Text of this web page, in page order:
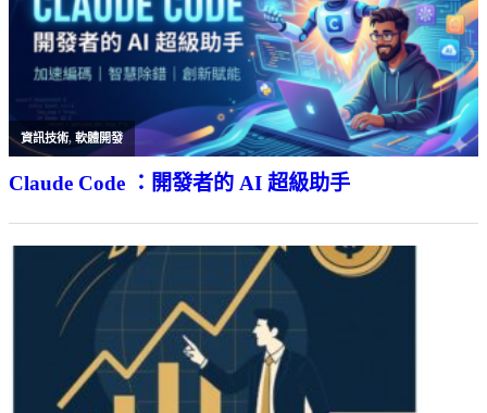
資訊技術,軟體開發
Claude Code ：開發者的 AI 超級助手